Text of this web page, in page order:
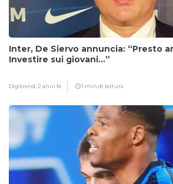
Inter, De Siervo annuncia: “Presto
Investire sui giovani…”
Digitrend, 2 anni fa 1 min di lettura